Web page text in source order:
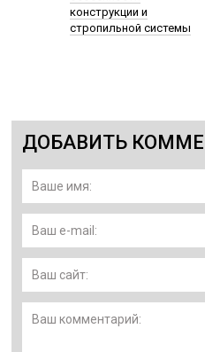
конструкции и
стропильной системы
ДОБАВИТЬ